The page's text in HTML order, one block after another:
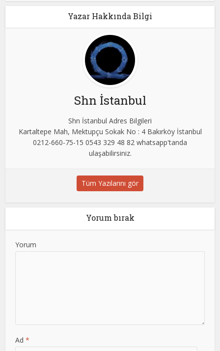
Yazar Hakkında Bilgi
Shn İstanbul
Shn İstanbul Adres Bilgileri
Kartaltepe Mah, Mektupçu Sokak No : 4 Bakırköy İstanbul
0212-660-75-15 0543 329 48 82 whatsapp'tanda
ulaşabilirsiniz.
Tüm Yazılarını gör
Yorum bırak
Yorum
Ad*